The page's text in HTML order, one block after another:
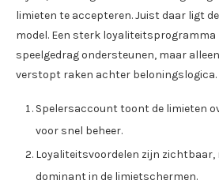
limieten te accepteren. Juist daar ligt
model. Een sterk
speelgedrag ondersteunen, maar
verstopt raken achter beloningslogica.
Spelersaccount toont de limieten
voor snel beheer.
Loyaliteitsvoordelen zijn zichtbaar,
dominant in de limietschermen.